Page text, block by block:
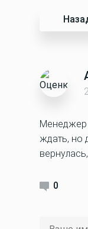
Менеджер
ждать, но
0